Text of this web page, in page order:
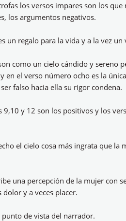
los versos impares son los
los argumentos negativos.
un regalo para la vida y a la vez un
como un cielo cándido y sereno
el verso número ocho es la
falso hacia ella su rigor condena.
9,10 y 12 son los positivos y los
el cielo cosa más ingrata que la
una percepción de la mujer con
y a veces placer.
de vista del narrador.